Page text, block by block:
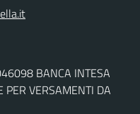
BANCA INTESA
PER VERSAMENTI DA